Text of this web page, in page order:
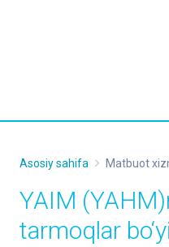
Asosiy sahifa Matbuot
YAIM
tarmoqlar